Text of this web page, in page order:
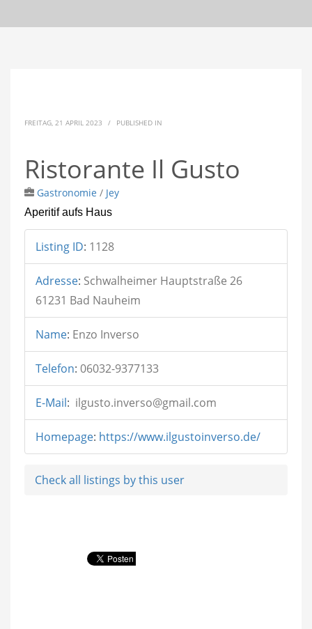
FREITAG, 21 APRIL 2023 / PUBLISHED IN
Ristorante Il Gusto
Gastronomie / Jey
Aperitif aufs Haus
Listing ID: 1128
Adresse: Schwalheimer Hauptstraße 26
61231 Bad Nauheim
Name: Enzo Inverso
Telefon: 06032-9377133
E-Mail: ilgusto.inverso@gmail.com
Homepage: https://www.ilgustoinverso.de/
Check all listings by this user